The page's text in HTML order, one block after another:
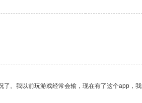
。我以前玩游戏经常会输，现在有了这个app，我